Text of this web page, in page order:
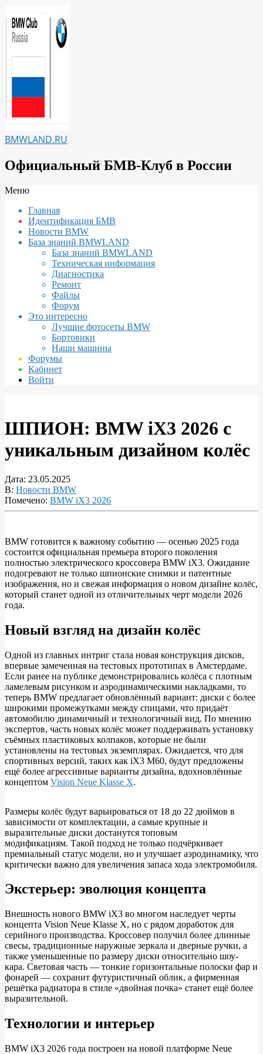
к
содержимому
BMWLAND.RU
Официальный БМВ-Клуб в России
Вторичное
навигации
Меню
Главная
Идентификация БМВ
Новости BMW
База знаний BMWLAND
База знаний BMWLAND
Техническая информация
Диагностика
Ремонт
Файлы
Форум
Это интересно
Лучшие фотосеты BMW
Бортовики
Наши машины
Форумы
Кабинет
Войти
ШПИОН: BMW iX3 2026 с
уникальным дизайном колёс
Дата: 23.05.2025
В: Новости BMW
Помечено: BMW iX3 2026
ШПИОН:
BMW
iX3
2026
уникальным
дизайном
колёс
BMW готовится к важному событию — осенью 2025 года
состоится официальная премьера второго поколения
полностью электрического кроссовера BMW iX3. Ожидание
подогревают не только шпионские снимки и патентные
изображения, но и свежая информация о новом дизайне колёс,
который станет одной из отличительных черт модели 2026
года.
Новый взгляд на дизайн колёс
Одной из главных интриг стала новая конструкция дисков,
впервые замеченная на тестовых прототипах в Амстердаме.
Если ранее на публике демонстрировались колёса с плотным
ламелевым рисунком и аэродинамическими накладками, то
теперь BMW предлагает обновлённый вариант: диски с более
широкими промежутками между спицами, что придаёт
автомобилю динамичный и технологичный вид. По мнению
экспертов, часть новых колёс может поддерживать установку
съёмных пластиковых колпаков, которые не были
установлены на тестовых экземплярах. Ожидается, что для
спортивных версий, таких как iX3 M60, будут предложены
ещё более агрессивные варианты дизайна, вдохновлённые
концептом Vision Neue Klasse X.
Размеры колёс будут варьироваться от 18 до 22 дюймов в
зависимости от комплектации, а самые крупные и
выразительные диски достанутся топовым
модификациям. Такой подход не только подчёркивает
премиальный статус модели, но и улучшает аэродинамику, что
критически важно для увеличения запаса хода электромобиля.
Экстерьер: эволюция концепта
Внешность нового BMW iX3 во многом наследует черты
концепта Vision Neue Klasse X, но с рядом доработок для
серийного производства. Кроссовер получил более длинные
свесы, традиционные наружные зеркала и дверные ручки, а
также уменьшенные по размеру диски относительно шоу-
кара. Световая часть — тонкие горизонтальные полоски фар и
фонарей — сохранит футуристичный облик, а фирменная
решётка радиатора в стиле «двойная почка» станет ещё более
выразительной.
Технологии и интерьер
BMW iX3 2026 года построен на новой платформе Neue